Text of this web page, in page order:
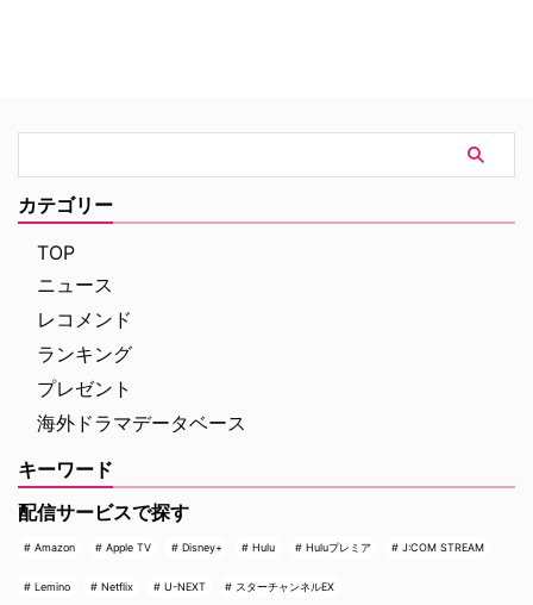
カテゴリー
TOP
ニュース
レコメンド
ランキング
プレゼント
海外ドラマデータベース
キーワード
配信サービスで探す
Amazon Apple TV Disney+ Hulu Huluプレミア J:COM STREAM
Lemino Netflix U-NEXT スターチャンネルEX